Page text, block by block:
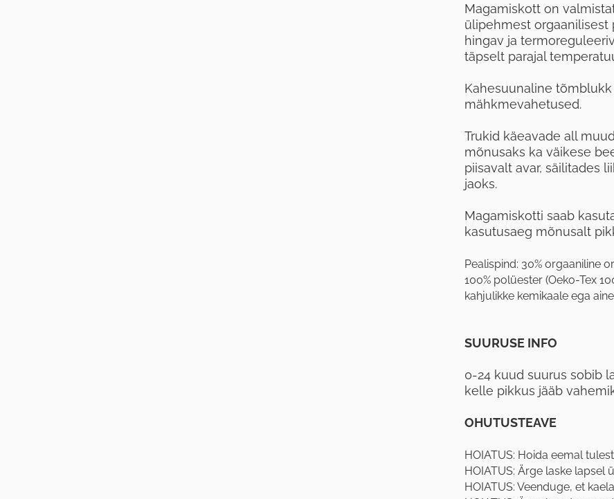
Magamiskott on
ülipehmest orgaanilisest
hingav ja
täpselt parajal
Kahesuunaline
mähkmevahetused.
Trukid käeavade all
mõnusaks ka väikese
piisavalt avar, säilitades
jaoks.
Magamiskotti saab
kasutusaeg mõnusalt
Pealispind: 30% orgaaniline
100% polüester (Oeko-Tex
kahjulikke kemikaale ega
SUURUSE INFO
0-24 kuud suurus sobib
kelle pikkus jääb
OHUTUSTEAVE
HOIATUS: Hoida eemal
HOIATUS: Ärge laske lapsel
HOIATUS: Veenduge, et